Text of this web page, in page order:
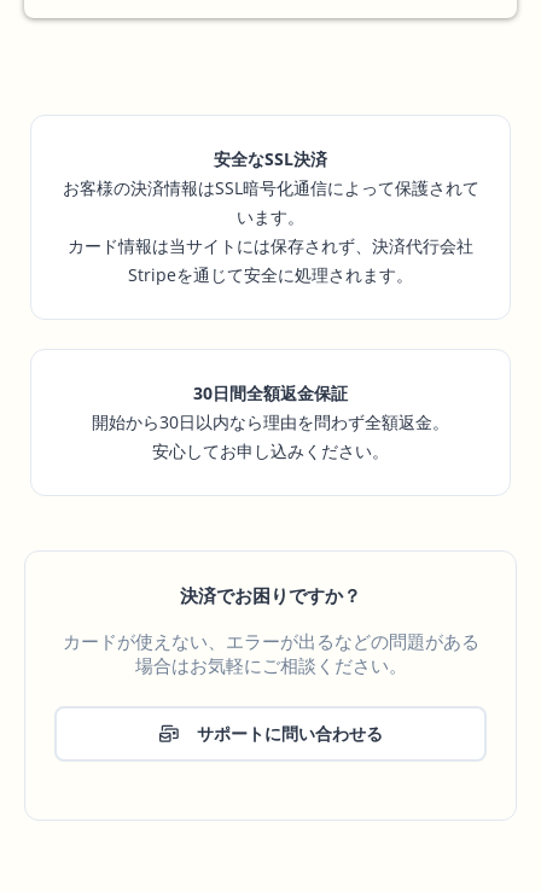
安全なSSL決済
お客様の決済情報はSSL暗号化通信によって保護されて
います。
カード情報は当サイトには保存されず、決済代行会社
Stripeを通じて安全に処理されます。
30日間全額返金保証
開始から30日以内なら理由を問わず全額返金。
安心してお申し込みください。
決済でお困りですか？
カードが使えない、エラーが出るなどの問題がある
場合はお気軽にご相談ください。
サポートに問い合わせる